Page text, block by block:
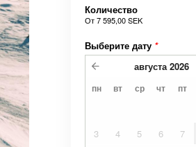
Количество
От7 595,00 SEK
Выберите дату *
августа 2026
пн вт ср чт пт
3
4 5 6 7